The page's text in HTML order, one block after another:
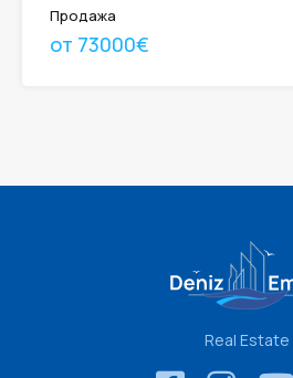
Продажа
от 73000€
Real Estate